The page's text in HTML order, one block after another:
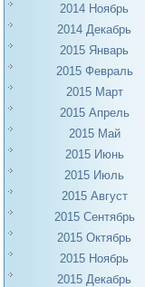
2014 Ноябрь
2014 Декабрь
2015 Январь
2015 Февраль
2015 Март
2015 Апрель
2015 Май
2015 Июнь
2015 Июль
2015 Август
2015 Сентябрь
2015 Октябрь
2015 Ноябрь
2015 Декабрь